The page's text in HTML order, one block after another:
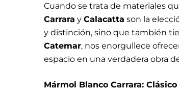
Cuando se trata de materiales
Carrara y Calacatta son la
y distinción, sino que también
Catemar, nos enorgullece
espacio en una verdadera obra
Mármol Blanco Carrara: